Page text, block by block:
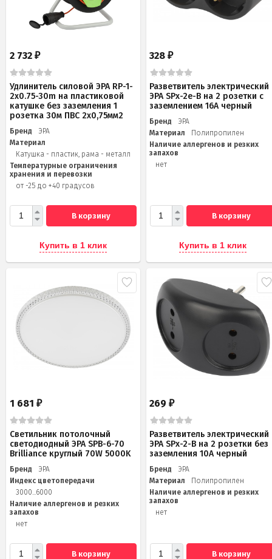
2 732 ₽
Удлинитель силовой ЭРА RP-1-
2x0.75-30m на пластиковой
катушке без заземления 1
розетка 30м ПВС 2х0,75мм2
Бренд
ЭРА
Материал
Катушка - пластик, рама - металл
Температурные ограничения
хранения и перевозки
от -25 до +40 градусов
В корзину
Купить в 1 клик
328₽
Разветвитель электрический
ЭРА SPx-2e-B на 2 розетки с
заземлением 16А черный
Бренд
ЭРА
Материал
Полипропилен
Наличие аллергенов и резких
запахов
нет
В корзину
Купить в 1 клик
1 681 ₽
Светильник потолочный
светодиодный ЭРА SPB-6-70
Brilliance круглый 70W 5000K
Бренд
ЭРА
Индекс цветопередачи
3000...6000
Наличие аллергенов и резких
запахов
нет
В корзину
269₽
Разветвитель электрический
ЭРА SPx-2-B на 2 розетки без
заземления 10А черный
Бренд
ЭРА
Материал
Полипропилен
Наличие аллергенов и резких
запахов
нет
В корзину